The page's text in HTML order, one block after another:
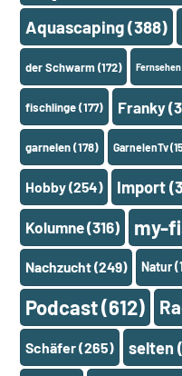
Aquascaping(388)
der Schwarm(172) Fernsehen
fischlinge(177) Franky
garnelen(178) GarnelenTv
Hobby(254) Import
Kolumne(316) my-
Nachzucht(249) Natur
Podcast(612)
Schäfer(265) selten